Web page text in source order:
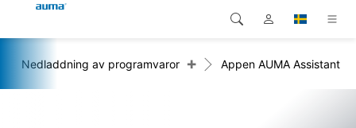
Produkter
Global
Sök
Nedladdning av programvaror + Appen AUMA Assistant